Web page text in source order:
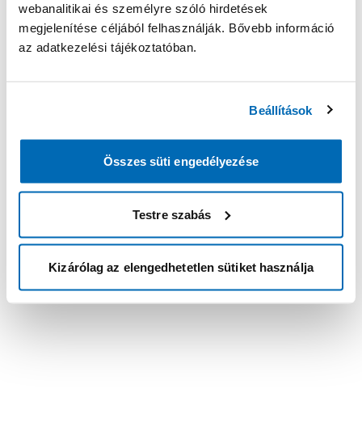
webanalitikai és személyre szóló hirdetések
megjelenítése céljából felhasználják. Bővebb információ
az adatkezelési tájékoztatóban.
Beállítások
Összes süti engedélyezése
Testre szabás
Kizárólag az elengedhetetlen sütiket használja